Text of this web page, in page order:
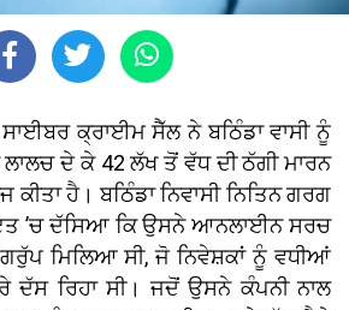
ਸਾਈਬਰ ਕ੍ਰਾਈਮ ਸੈੱਲ ਨੇ ਬਠਿੰਡਾ ਵਾਸੀ ਨੂੰ
ਦੇ ਕੇ 42 ਲੱਖ ਤੋਂ ਵੱਧ ਦੀ ਠੱਗੀ ਮਾਰਨ
ਕੀਤਾ ਹੈ। ਬਠਿੰਡਾ ਨਿਵਾਸੀ ਨਿਤਿਨ ਗਰਗ
’ਚ ਦੱਸਿਆ ਕਿ ਉਸਨੇ ਆਨਲਾਈਨ ਸਰਚ
ਮਿਲਿਆ ਸੀ, ਜੋ ਨਿਵੇਸ਼ਕਾਂ ਨੂੰ ਵਧੀਆਂ
ਦੱਸ ਰਿਹਾ ਸੀ। ਜਦੋਂ ਉਸਨੇ ਕੰਪਨੀ ਨਾਲ